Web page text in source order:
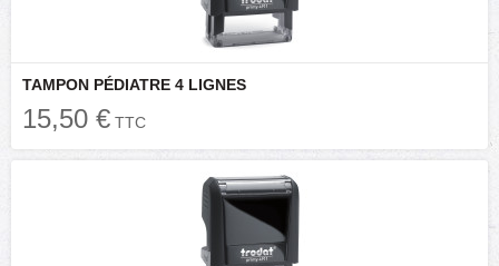
TAMPON PÉDIATRE 4 LIGNES
15,50 € TTC